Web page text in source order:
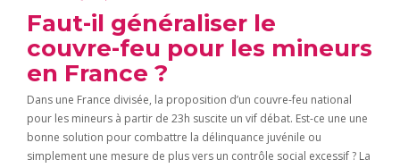
Faut-il généraliser le
couvre-feu pour les mineurs
en France ?
Dans une France divisée, la proposition d’un couvre-feu national
pour les mineurs à partir de 23h suscite un vif débat. Est-ce une une
bonne solution pour combattre la délinquance juvénile ou
simplement une mesure de plus vers un contrôle social excessif ? La